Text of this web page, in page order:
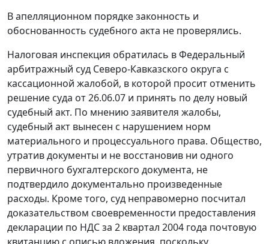
В апелляционном порядке законность и
обоснованность судебного акта не проверялись.
Налоговая инспекция обратилась в Федеральный
арбитражный суд Северо-Кавказского округа с
кассационной жалобой, в которой просит отменить
решение суда от 26.06.07 и принять по делу новый
судебный акт. По мнению заявителя жалобы,
судебный акт вынесен с нарушением норм
материального и процессуального права. Общество,
утратив документы и не восстановив ни одного
первичного бухгалтерского документа, не
подтвердило документально произведенные
расходы. Кроме того, суд неправомерно посчитал
доказательством своевременности предоставления
декларации по НДС за 2 квартал 2004 года почтовую